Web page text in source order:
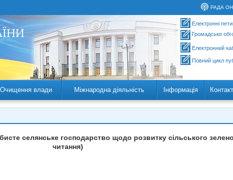
РАДА
Електронні
Громадське
Електронний
Повний цикл
Очищення влади Міжнародна діяльність Інформація
селянське господарство щодо розвитку сільського
читання)